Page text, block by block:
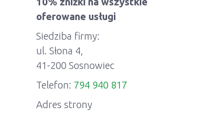
oferowane usługi
Siedziba firmy:
ul. Słona 4,
41-200 Sosnowiec
Telefon: 794 940 817
Adres strony